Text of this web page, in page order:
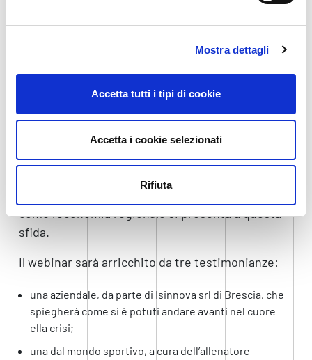
Mostra dettagli
Accetta tutti i tipi di cookie
Accetta i cookie selezionati
Rifiuta
Fabiano
Carlo Rapacciuolo, Centro Studi di Confindustria;
Fabrizio Biscotti, Gartner;
Paolo Ermano, Università degli Studi di Udine.
I relatori delineeranno gli attuali scenari nazionali
come l’economia regionale si presenta a questa
sfida.
Il webinar sarà arricchito da tre testimonianze:
una aziendale, da parte di Isinnova srl di Brescia, che
spiegherà come si è potuti andare avanti nel cuore
ella crisi;
una dal mondo sportivo, a cura dell’allenatore